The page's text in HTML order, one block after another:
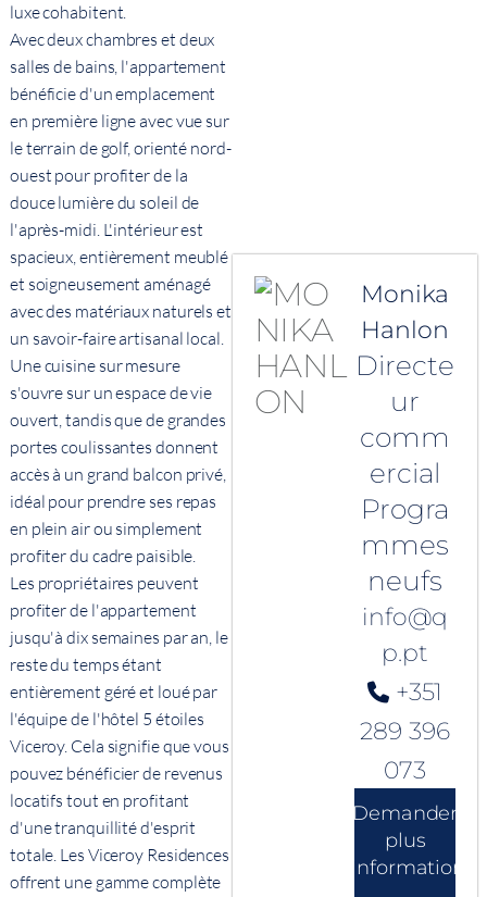
luxe cohabitent.
Avec deux chambres et deux
salles de bains, l'appartement
bénéficie d'un emplacement
en première ligne avec vue sur
le terrain de golf, orienté nord-
ouest pour profiter de la
douce lumière du soleil de
l'après-midi. L'intérieur est
spacieux, entièrement meublé
et soigneusement aménagé
avec des matériaux naturels et
un savoir-faire artisanal local.
Une cuisine sur mesure
s'ouvre sur un espace de vie
ouvert, tandis que de grandes
portes coulissantes donnent
accès à un grand balcon privé,
idéal pour prendre ses repas
en plein air ou simplement
profiter du cadre paisible.
Les propriétaires peuvent
profiter de l'appartement
jusqu'à dix semaines par an, le
reste du temps étant
entièrement géré et loué par
l'équipe de l'hôtel 5 étoiles
Viceroy. Cela signifie que vous
pouvez bénéficier de revenus
locatifs tout en profitant
d'une tranquillité d'esprit
totale. Les Viceroy Residences
offrent une gamme complète
Monika
Hanlon
Directe
ur
comm
ercial
Progra
mmes
neufs
info@q
p.pt
+351
289 396
073
Demander
plus
d'informations